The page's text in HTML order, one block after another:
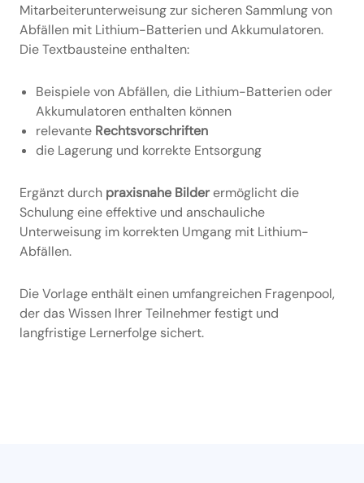
Mitarbeiterunterweisung zur sicheren Sammlung von
Abfällen mit Lithium-Batterien und Akkumulatoren.
Die Textbausteine enthalten:
Beispiele von Abfällen, die Lithium-Batterien oder
Akkumulatoren enthalten können
relevante Rechtsvorschriften
die Lagerung und korrekte Entsorgung
Ergänzt durch praxisnahe Bilderermöglicht die
Schulung eine effektive und anschauliche
Unterweisung im korrekten Umgang mit Lithium-
Abfällen.
Die Vorlage enthält einen umfangreichen Fragenpool,
der das Wissen Ihrer Teilnehmer festigt und
langfristige Lernerfolge sichert.